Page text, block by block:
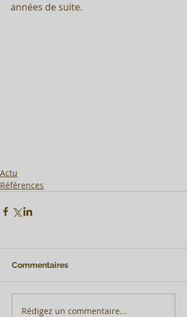
années de suite.
Actu
Références
Commentaires
Rédigez un commentaire...